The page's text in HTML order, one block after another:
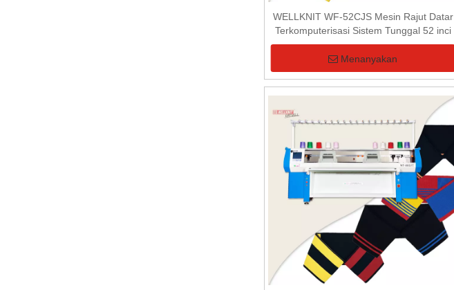
WELLKNIT WF-52CJS Mesin Rajut Datar
Terkomputerisasi Sistem Tunggal 52 inci
Menanyakan